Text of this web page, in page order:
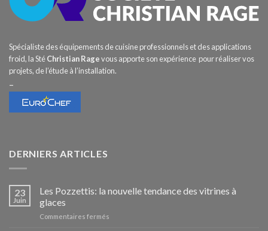
Spécialiste des équipements de cuisine professionnels et des applications
froid, la StéChristian Ragevous apporte son expérience pour réaliser vos
projets, de l’étude à l’installation.
–
DERNIERS ARTICLES
23
Juin
Les Pozzettis: la nouvelle tendance des vitrines à
glaces
Commentaires fermés